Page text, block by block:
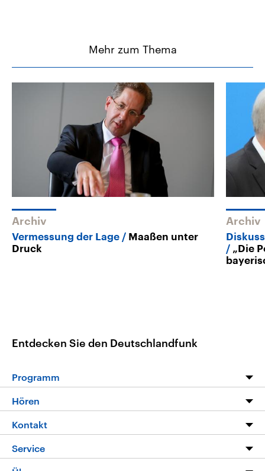
Mehr zum Thema
Archiv
Vermessung der Lage
Maaßen unter
Druck
Archiv
„Die
Entdecken Sie den Deutschlandfunk
Programm
Programm
Die Nachrichten
Nachrichtenleicht
Hören
Livestream
Podcasts
Kontakt
Hörerservice
Service